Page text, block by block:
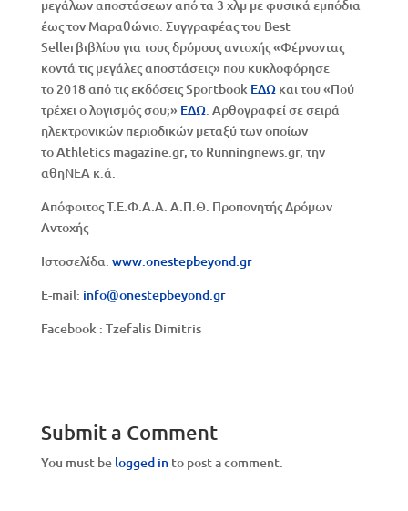
μεγάλων αποστάσεων από τα 3 χλμ με φυσικά εμπόδια
έως τον Μαραθώνιο. Συγγραφέας του Best
Sellerβιβλίου για τους δρόμους αντοχής «Φέρνοντας
κοντά τις μεγάλες αποστάσεις» που κυκλοφόρησε
το 2018 από τις εκδόσεις Sportbook ΕΔΩκαι του «Πού
τρέχει ο λογισμός σου;» ΕΔΩ. Αρθογραφεί σε σειρά
ηλεκτρονικών περιοδικών μεταξύ των οποίων
το Athletics magazine.gr, το Runningnews.gr, την
αθηΝΕΑ κ.ά.
Απόφοιτος Τ.Ε.Φ.Α.Α. Α.Π.Θ. Προπονητής Δρόμων
Αντοχής
Ιστοσελίδα: www.onestepbeyond.gr
E-mail: info@onestepbeyond.gr
Facebook : Tzefalis Dimitris
Submit a Comment
You must be logged into post a comment.